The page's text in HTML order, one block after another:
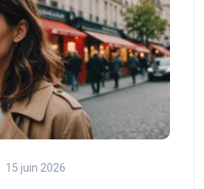
15 juin 2026